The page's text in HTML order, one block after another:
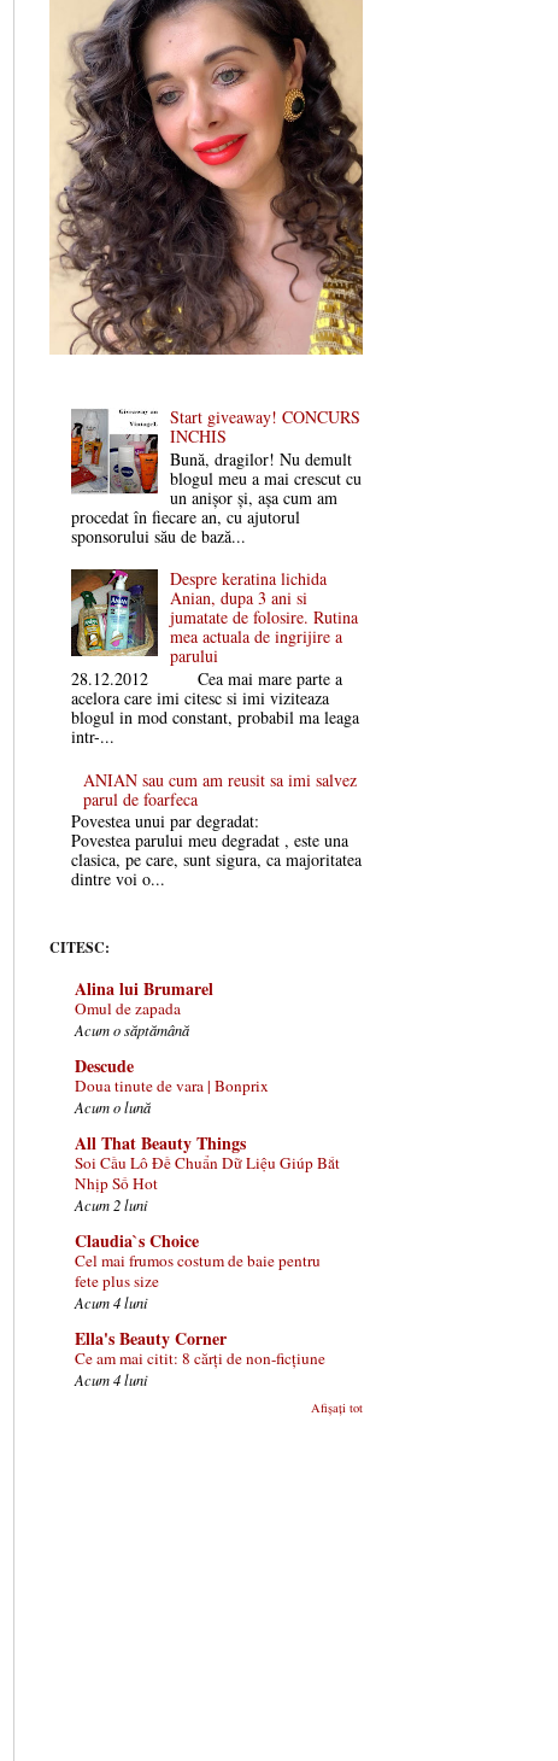
Start giveaway! CONCURS
INCHIS
Bună, dragilor! Nu demult
blogul meu a mai crescut cu
un anișor și, așa cum am
procedat în fiecare an, cu ajutorul
sponsorului său de bază...
Despre keratina lichida
Anian, dupa 3 ani si
jumatate de folosire. Rutina
mea actuala de ingrijire a
parului
28.12.2012 Cea mai mare parte a
acelora care imi citesc si imi viziteaza
blogul in mod constant, probabil ma leaga
intr-...
ANIAN sau cum am reusit sa imi salvez
parul de foarfeca
Povestea unui par degradat:
Povestea parului meu degradat , este una
clasica, pe care, sunt sigura, ca majoritatea
dintre voi o...
CITESC:
Alina lui Brumarel
Omul de zapada
Acum o săptămână
Descude
Doua tinute de vara | Bonprix
Acum o lună
All That Beauty Things
Soi Cầu Lô Đề Chuẩn Dữ Liệu Giúp Bắt
Nhịp Số Hot
Acum 2 luni
Claudia`s Choice
Cel mai frumos costum de baie pentru
fete plus size
Acum 4 luni
Ella's Beauty Corner
Ce am mai citit: 8 cărți de non-ficțiune
Acum 4 luni
Afișați tot